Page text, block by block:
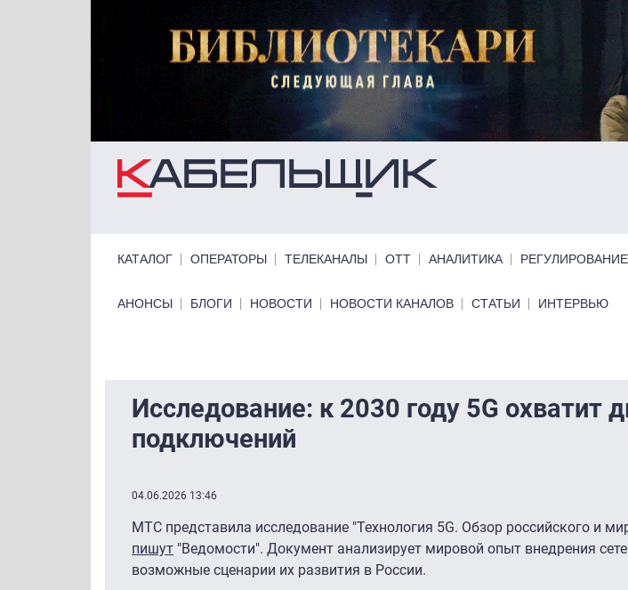
Перейти к основному содержанию
КАТАЛОГ ОПЕРАТОРЫ ТЕЛЕКАНАЛЫ ОТТ АНАЛИТИКА РЕГУЛИРОВАНИЕ
Primary links bottom
АНОНСЫ БЛОГИ НОВОСТИ НОВОСТИ КАНАЛОВ СТАТЬИ ИНТЕРВЬЮ
Исследование: к 2030 году 5G охватит
подключений
04.06.2026 13:46
МТС представила исследование "Технология 5G. Обзор российского и
пишут "Ведомости". Документ анализирует мировой опыт внедрения
возможные сценарии их развития в России.